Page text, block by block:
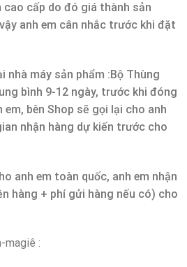
cao cấp do đó giá thành sản
anh em cân nhắc trước khi đặt
nhà máy sản phẩm :Bộ Thùng
bình 9-12 ngày, trước khi đóng
bên Shop sẽ gọi lại cho anh
nhận hàng dự kiến trước cho
anh em toàn quốc, anh em nhận
hàng + phí gửi hàng nếu có) cho
magiê :